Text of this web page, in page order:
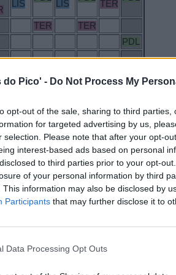
do Pico' - Do Not Process My
opt-out of the sale, sharing to third
for targeted advertising by us,
selection. Please note that after your opt-
interest-based ads based on personal
to third parties prior to your opt-
of your personal information by third
This information may also be disclosed by
Participants that may further disclose it to
Data Processing Opt Outs
LIS
LIS
TER
TER
TER
PDL
PDL
PDL
PDL
PDL
PDL TER
|PDL - Ponta Delgada |LIS- Lisboa